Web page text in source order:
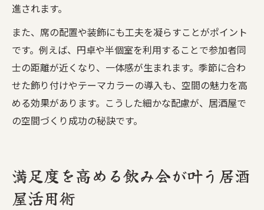
進されます。
また、席の配置や装飾にも工夫を凝らすことがポイント
です。例えば、円卓や半個室を利用することで参加者同
士の距離が近くなり、一体感が生まれます。季節に合わ
せた飾り付けやテーマカラーの導入も、空間の魅力を高
める効果があります。こうした細かな配慮が、居酒屋で
の空間づくり成功の秘訣です。
満足度を高める飲み会が叶う居酒
屋活用術